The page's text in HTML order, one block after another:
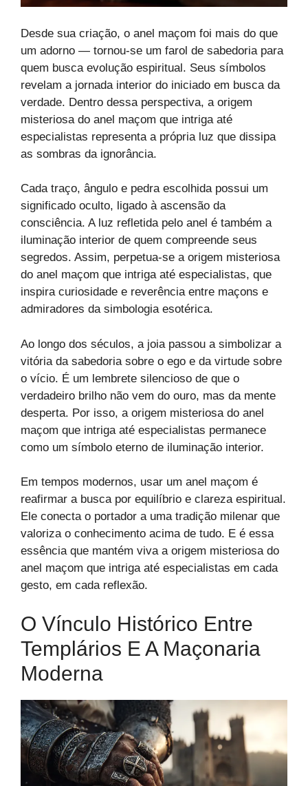
Desde sua criação, o anel maçom foi mais do que
um adorno — tornou-se um farol de sabedoria para
quem busca evolução espiritual. Seus símbolos
revelam a jornada interior do iniciado em busca da
verdade. Dentro dessa perspectiva, a origem
misteriosa do anel maçom que intriga até
especialistas representa a própria luz que dissipa
as sombras da ignorância.
Cada traço, ângulo e pedra escolhida possui um
significado oculto, ligado à ascensão da
consciência. A luz refletida pelo anel é também a
iluminação interior de quem compreende seus
segredos. Assim, perpetua-se a origem misteriosa
do anel maçom que intriga até especialistas, que
inspira curiosidade e reverência entre maçons e
admiradores da simbologia esotérica.
Ao longo dos séculos, a joia passou a simbolizar a
vitória da sabedoria sobre o ego e da virtude sobre
o vício. É um lembrete silencioso de que o
verdadeiro brilho não vem do ouro, mas da mente
desperta. Por isso, a origem misteriosa do anel
maçom que intriga até especialistas permanece
como um símbolo eterno de iluminação interior.
Em tempos modernos, usar um anel maçom é
reafirmar a busca por equilíbrio e clareza espiritual.
Ele conecta o portador a uma tradição milenar que
valoriza o conhecimento acima de tudo. E é essa
essência que mantém viva a origem misteriosa do
anel maçom que intriga até especialistas em cada
gesto, em cada reflexão.
O Vínculo Histórico Entre
Templários E A Maçonaria
Moderna